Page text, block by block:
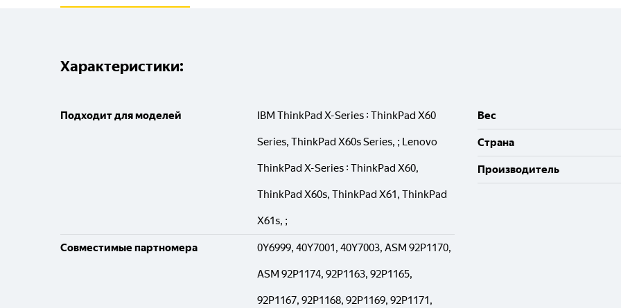
Характеристики:
Подходит для моделей IBM ThinkPad X-Series : ThinkPad X60
Series, ThinkPad X60s Series, ; Lenovo
ThinkPad X-Series : ThinkPad X60,
ThinkPad X60s, ThinkPad X61, ThinkPad
X61s, ;
Совместимые партномера 0Y6999, 40Y7001, 40Y7003, ASM 92P1170,
ASM 92P1174, 92P1163, 92P1165,
92P1167, 92P1168, 92P1169, 92P1171,
Вес
Cтрана
Производитель